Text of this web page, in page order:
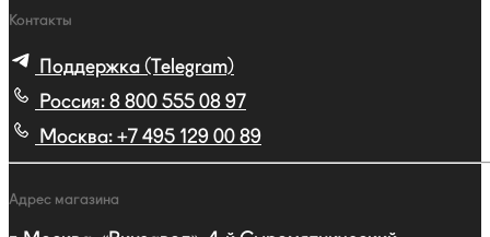
Контакты
Поддержка (Telegram)
Россия: 8 800 555 08 97
Москва: +7 495 129 00 89
Адрес магазина